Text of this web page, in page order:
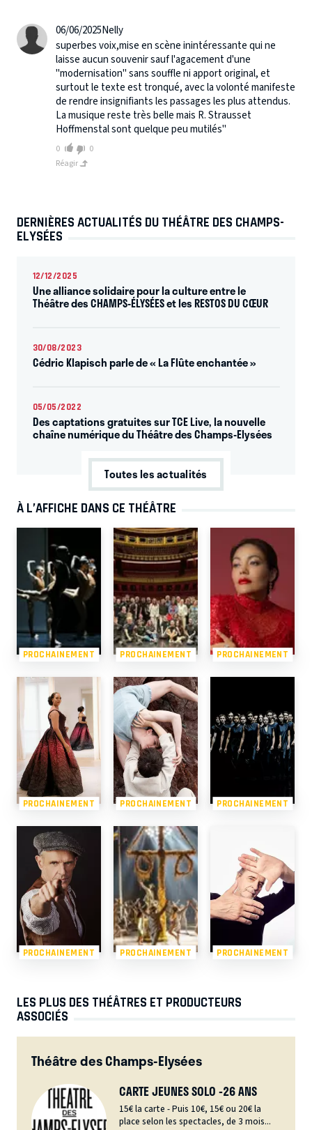
06/06/2025Nelly
superbes voix,mise en scène inintéressante qui ne
laisse aucun souvenir sauf l'agacement d'une
"modernisation" sans souffle ni apport original, et
surtout le texte est tronqué, avec la volonté manifeste
de rendre insignifiants les passages les plus attendus.
La musique reste très belle mais R. Strausset
Hoffmenstal sont quelque peu mutilés"
0
0
Réagir
DERNIÈRES ACTUALITÉS DU THÉÂTRE DES CHAMPS-
ELYSÉES
12/12/2025
Une alliance solidaire pour la culture entre le
Théâtre des CHAMPS-ÉLYSÉES et les RESTOS DU CŒUR
30/08/2023
Cédric Klapisch parle de « La Flûte enchantée »
05/05/2022
Des captations gratuites sur TCE Live, la nouvelle
chaîne numérique du Théâtre des Champs-Elysées
Toutes les actualités
À L’AFFICHE DANS CE THÉÂTRE
PROCHAINEMENT PROCHAINEMENT PROCHAINEMENT
PROCHAINEMENT PROCHAINEMENT PROCHAINEMENT
PROCHAINEMENT PROCHAINEMENT PROCHAINEMENT
LES PLUS DES THÉÂTRES ET PRODUCTEURS
ASSOCIÉS
Théâtre des Champs-Elysées
CARTE JEUNES SOLO -26 ANS
15€ la carte - Puis 10€, 15€ ou 20€ la
place selon les spectacles, de 3 mois...